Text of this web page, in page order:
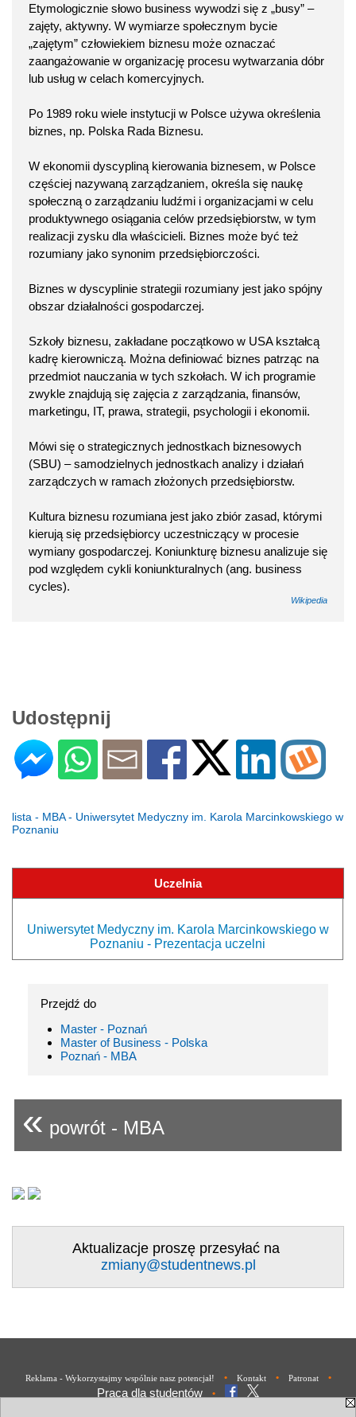
Etymologicznie słowo business wywodzi się z „busy” –
zajęty, aktywny. W wymiarze społecznym bycie
„zajętym” człowiekiem biznesu może oznaczać
zaangażowanie w organizację procesu wytwarzania dóbr
lub usług w celach komercyjnych.
Po 1989 roku wiele instytucji w Polsce używa określenia
biznes, np. Polska Rada Biznesu.
W ekonomii dyscypliną kierowania biznesem, w Polsce
częściej nazywaną zarządzaniem, określa się naukę
społeczną o zarządzaniu ludźmi i organizacjami w celu
produktywnego osiągania celów przedsiębiorstw, w tym
realizacji zysku dla właścicieli. Biznes może być też
rozumiany jako synonim przedsiębiorczości.
Biznes w dyscyplinie strategii rozumiany jest jako spójny
obszar działalności gospodarczej.
Szkoły biznesu, zakładane początkowo w USA kształcą
kadrę kierowniczą. Można definiować biznes patrząc na
przedmiot nauczania w tych szkołach. W ich programie
zwykle znajdują się zajęcia z zarządzania, finansów,
marketingu, IT, prawa, strategii, psychologii i ekonomii.
Mówi się o strategicznych jednostkach biznesowych
(SBU) – samodzielnych jednostkach analizy i działań
zarządczych w ramach złożonych przedsiębiorstw.
Kultura biznesu rozumiana jest jako zbiór zasad, którymi
kierują się przedsiębiorcy uczestniczący w procesie
wymiany gospodarczej. Koniunkturę biznesu analizuje się
pod względem cykli koniunkturalnych (ang. business
cycles).
Wikipedia
Udostępnij
lista - MBA - Uniwersytet Medyczny im. Karola Marcinkowskiego w
Poznaniu
Uczelnia
Uniwersytet Medyczny im. Karola Marcinkowskiego w
Poznaniu - Prezentacja uczelni
Przejdź do
Master - Poznań
Master of Business - Polska
Poznań - MBA
« powrót - MBA
Aktualizacje proszę przesyłać na
zmiany@studentnews.pl
Reklama - Wykorzystajmy wspólnie nasz potencjał! • Kontakt • Patronat •
Praca dla studentów •